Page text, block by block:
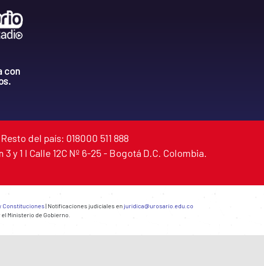
con
del país: 018000 511 888
y 1 I Calle 12C Nº 6-25 - Bogotá D.C. Colombia.
Constituciones | Notificaciones judiciales en juridica@urosario.edu.co
Ministerio de Gobierno.